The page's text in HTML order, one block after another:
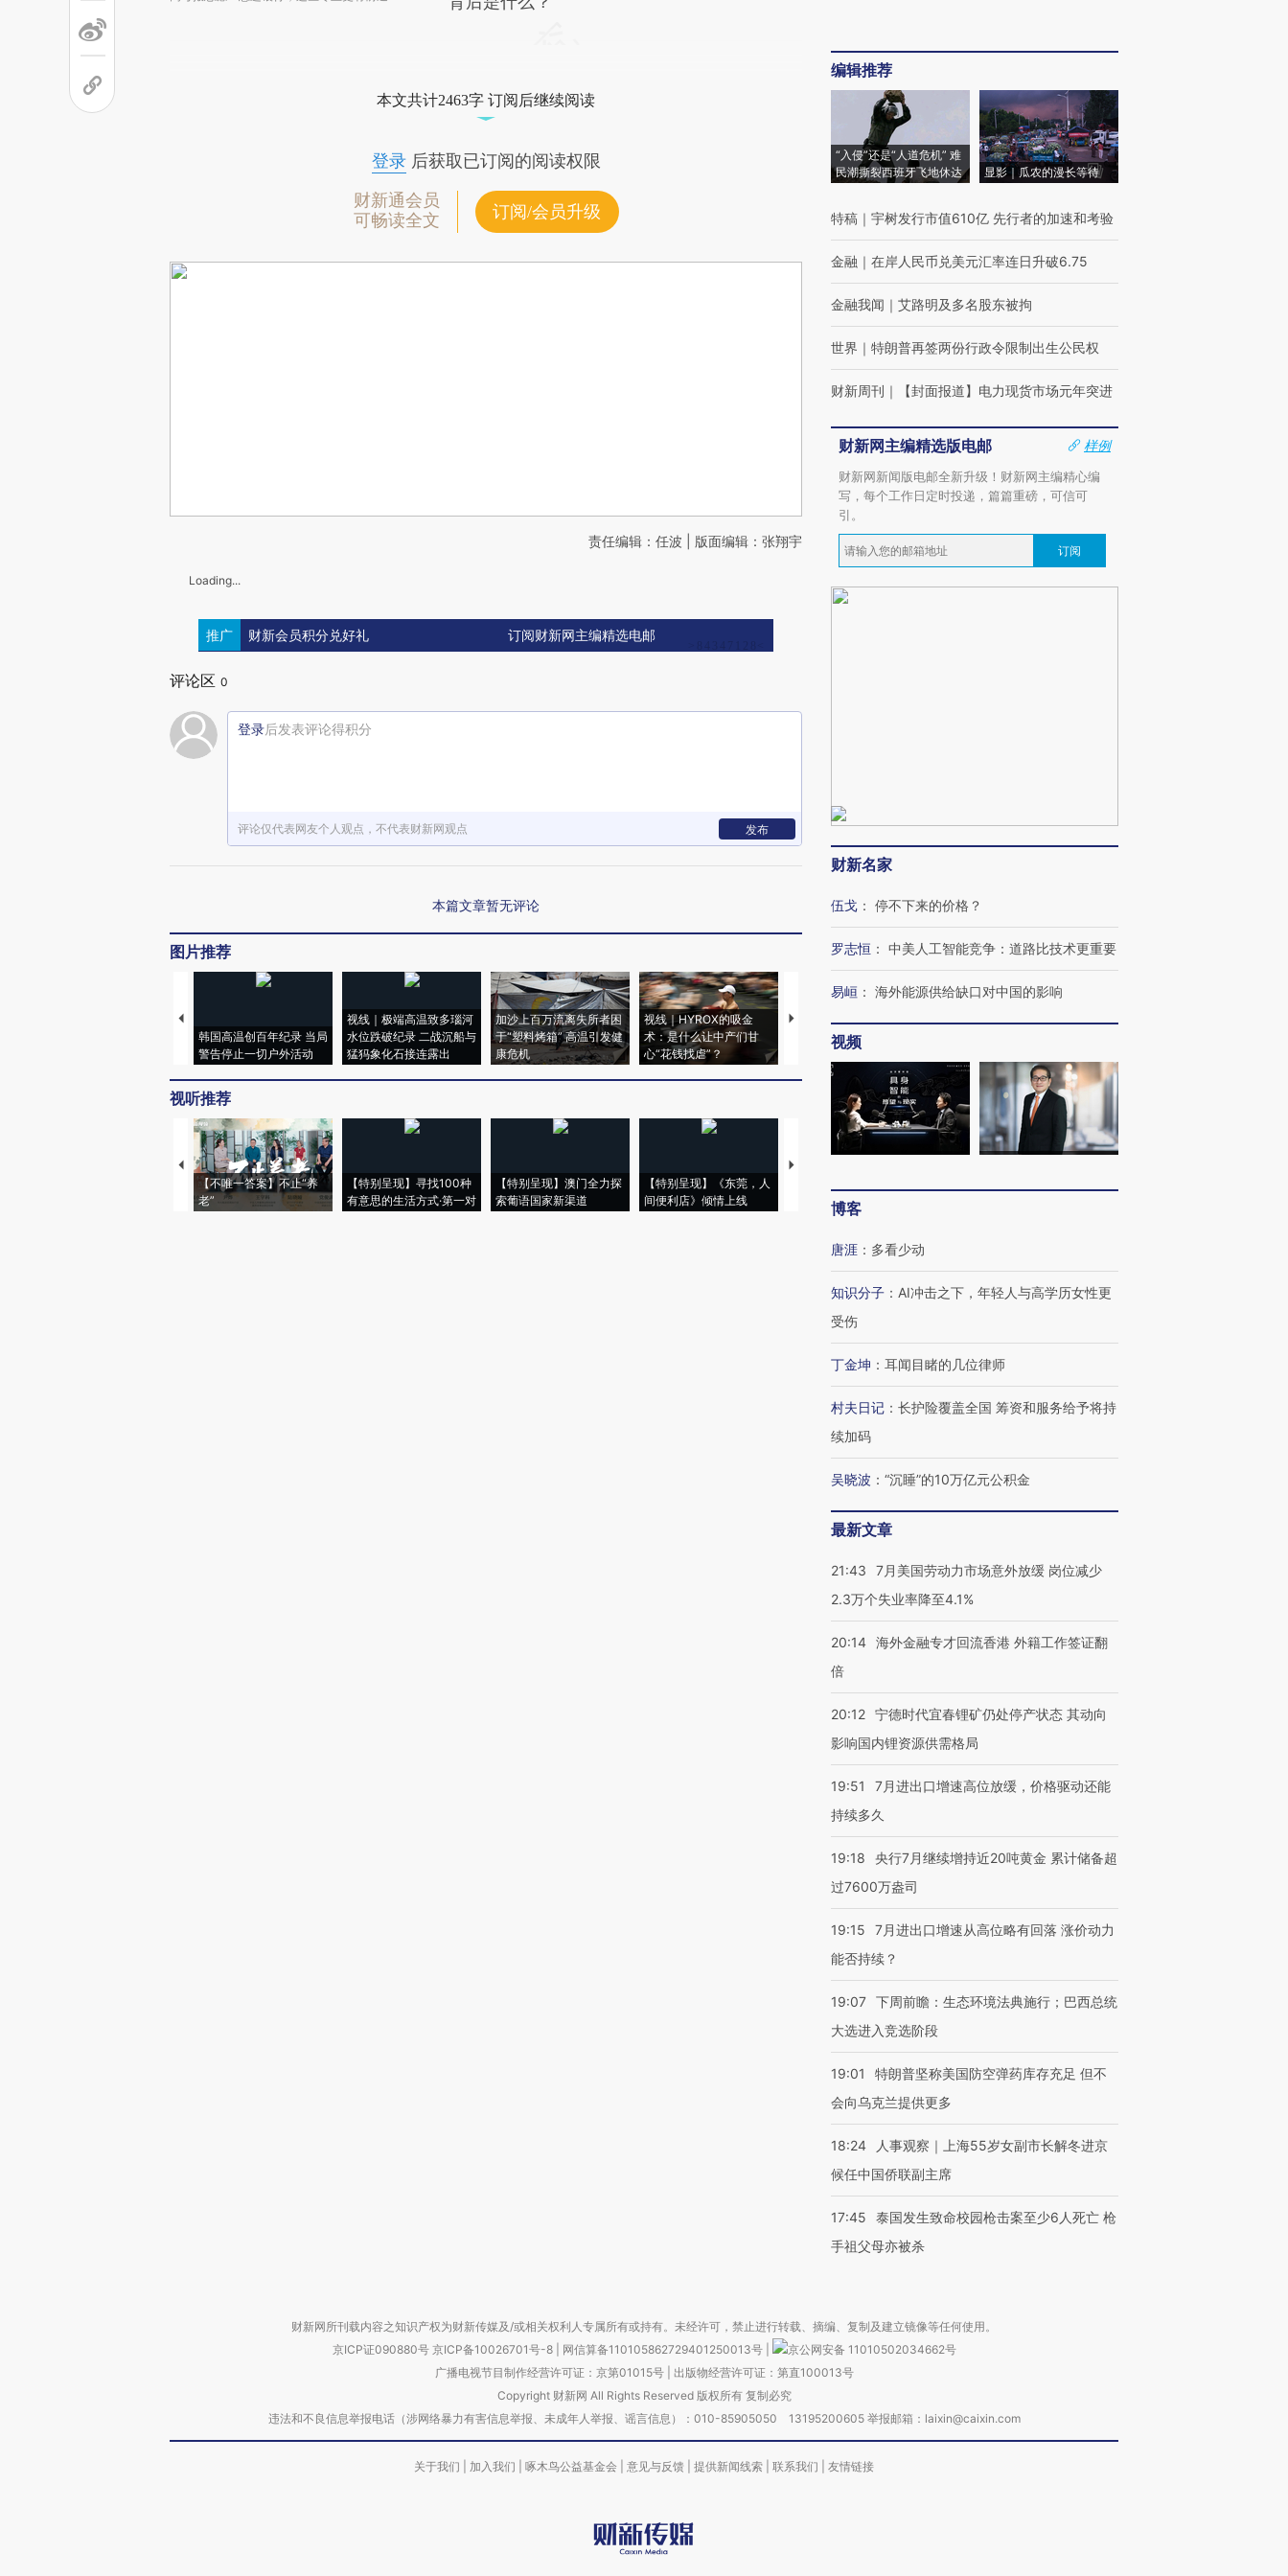
本文共计2463字 订阅后继续阅读
登录后获取已订阅的阅读权限
财新通会员
可畅读全文
订阅/会员升级
责任编辑：任波 | 版面编辑：张翔宇
Loading...
推广 财新会员积分兑好礼 订阅财新网主编精选电邮
评论区 0
登录后发表评论得积分
评论仅代表网友个人观点，不代表财新网观点 发布
本篇文章暂无评论
图片推荐
韩国高温创百年纪录 当局
警告停止一切户外活动
视线｜极端高温致多瑙河
水位跌破纪录 二战沉船与
猛犸象化石接连露出
加沙上百万流离失所者困
于“塑料烤箱” 高温引发健
康危机
视线｜HYROX的吸金
术：是什么让中产们甘
心“花钱找虐”？
马航飞行员跨国走私7万
粒摇头丸 尿检体内含3种
视线｜被称为“蟑螂”的印
视线｜“入侵”还是“人道危
视听推荐
【不唯一答案】不止“养
老”
【特别呈现】寻找100种
有意思的生活方式·第一对
【特别呈现】澳门全力探
索葡语国家新渠道
【特别呈现】《东莞，人
间便利店》倾情上线
【推广】走进第四届链博
编辑推荐
“入侵”还是“人道危机” 难
民潮撕裂西班牙飞地休达
显影｜瓜农的漫长等待
特稿 ｜ 宇树发行市值610亿 先行者的加速和考验
金融 ｜ 在岸人民币兑美元汇率连日升破6.75
金融我闻 ｜ 艾路明及多名股东被拘
世界 ｜ 特朗普再签两份行政令限制出生公民权
财新周刊 ｜ 【封面报道】电力现货市场元年突进
财新网主编精选版电邮
样例
财新网新闻版电邮全新升级！财新网主编精心编
写，每个工作日定时投递，篇篇重磅，可信可
引。
订阅
财新名家
伍戈 ： 停不下来的价格？
罗志恒 ： 中美人工智能竞争：道路比技术更重要
易峘 ： 海外能源供给缺口对中国的影响
视频
博客
唐涯 ： 多看少动
知识分子 ： AI冲击之下，年轻人与高学历女性更
受伤
丁金坤 ： 耳闻目睹的几位律师
村夫日记 ： 长护险覆盖全国 筹资和服务给予将持
续加码
吴晓波 ： “沉睡”的10万亿元公积金
最新文章
21:43
7月美国劳动力市场意外放缓 岗位减少
2.3万个失业率降至4.1%
20:14 海外金融专才回流香港 外籍工作签证翻
倍
20:12 宁德时代宜春锂矿仍处停产状态 其动向
影响国内锂资源供需格局
19:51
7月进出口增速高位放缓，价格驱动还能
持续多久
19:18
央行7月继续增持近20吨黄金 累计储备超
过7600万盎司
19:15
7月进出口增速从高位略有回落 涨价动力
能否持续？
19:07 下周前瞻：生态环境法典施行；巴西总统
大选进入竞选阶段
19:01
特朗普坚称美国防空弹药库存充足 但不
会向乌克兰提供更多
18:24
人事观察｜上海55岁女副市长解冬进京
候任中国侨联副主席
17:45
泰国发生致命校园枪击案至少6人死亡 枪
手祖父母亦被杀
财新网所刊载内容之知识产权为财新传媒及/或相关权利人专属所有或持有。未经许可，禁止进行转载、摘编、复制及建立镜像等任何使用。
京ICP证090880号 京ICP备10026701号-8 网信算备110105862729401250013号
京公网安备 11010502034662号
广播电视节目制作经营许可证：京第01015号| 出版物经营许可证：第直100013号
Copyright 财新网 All Rights Reserved 版权所有 复制必究
违法和不良信息举报电话（涉网络暴力有害信息举报、未成年人举报、谣言信息）：010-85905050 13195200605 举报邮箱：laixin@caixin.com
关于我们 加入我们 啄木鸟公益基金会 意见与反馈 提供新闻线索 联系我们 友情链接